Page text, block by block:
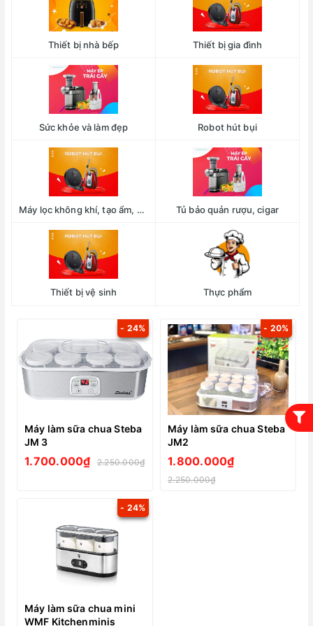
Thiết bị nhà bếp Thiết bị gia đình
Sức khỏe và làm đẹp Robot hút bụi
Máy lọc không khí, tạo ẩm, hút ẩm Tủ bảo quản rượu, cigar
Thiết bị vệ sinh Thực phẩm
- 24%
Máy làm sữa chua Steba
JM 3
1.700.000₫ 2.250.000₫
- 20%
Máy làm sữa chua Steba
JM2
1.800.000₫
2.250.000₫
- 24%
Máy làm sữa chua mini
WMF Kitchenminis